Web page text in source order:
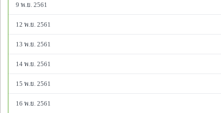
9 พ.ย. 2561
12 พ.ย. 2561
13 พ.ย. 2561
14 พ.ย. 2561
15 พ.ย. 2561
16 พ.ย. 2561